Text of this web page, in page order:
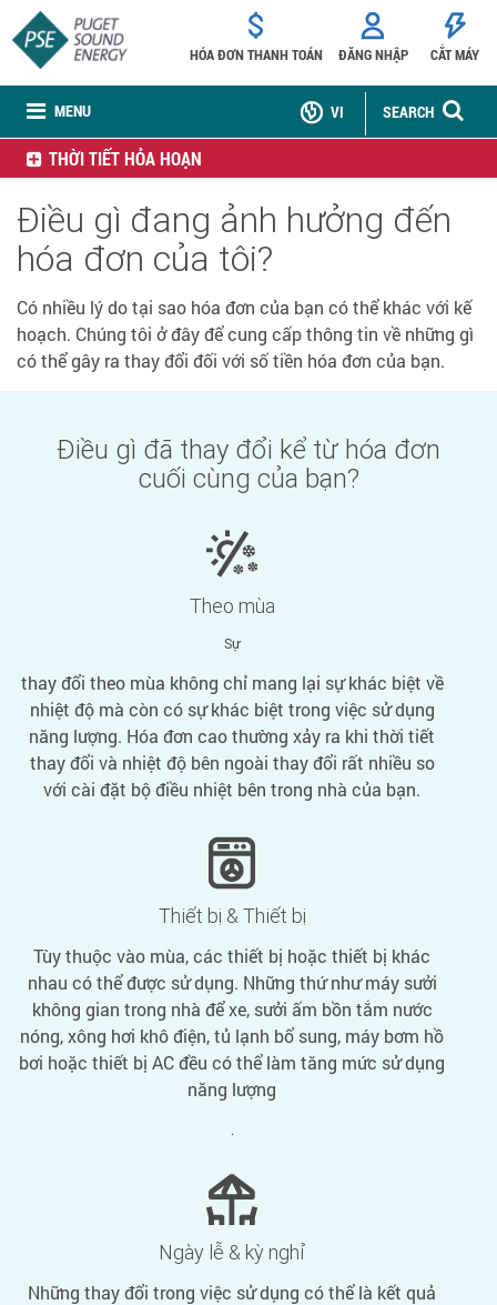
MENU
HÓA ĐƠN THANH TOÁN ĐĂNG NHẬP CẮT MÁY
SEARCH
VI
THỜI TIẾT HỎA HOẠN
Điều gì đang ảnh hưởng đến
hóa đơn của tôi?
Có nhiều lý do tại sao hóa đơn của bạn có thể khác với kế
hoạch. Chúng tôi ở đây để cung cấp thông tin về những gì
có thể gây ra thay đổi đối với số tiền hóa đơn của bạn.
Điều gì đã thay đổi kể từ hóa đơn
cuối cùng của bạn?
Theo mùa
Sự
thay đổi theo mùa không chỉ mang lại sự khác biệt về
nhiệt độ mà còn có sự khác biệt trong việc sử dụng
năng lượng. Hóa đơn cao thường xảy ra khi thời tiết
thay đổi và nhiệt độ bên ngoài thay đổi rất nhiều so
với cài đặt bộ điều nhiệt bên trong nhà của bạn.
Thiết bị & Thiết bị
Tùy thuộc vào mùa, các thiết bị hoặc thiết bị khác
nhau có thể được sử dụng. Những thứ như máy sưởi
không gian trong nhà để xe, sưởi ấm bồn tắm nước
nóng, xông hơi khô điện, tủ lạnh bổ sung, máy bơm hồ
bơi hoặc thiết bị AC đều có thể làm tăng mức sử dụng
năng lượng
.
Ngày lễ & kỳ nghỉ
Những thay đổi trong việc sử dụng có thể là kết quả